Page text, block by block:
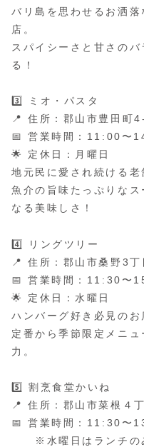
バリ島を思わせるお洒
店。
スパイシーさと甘さの
る！
3️⃣ ミオ・パスタ
📍 住所：郡山市豊田町
📅 営業時間：11:00
🌟 定休日：月曜日
地元民に愛され続ける老
魚介の旨味たっぷりなス
なる美味しさ！
4️⃣ リングツリー
📍 住所：郡山市桑野3
📅 営業時間：11:30
🌟 定休日：水曜日
ハンバーグ好き必見のお
定番から季節限定メニ
力。
5️⃣ 割烹食堂かいね
📍 住所：郡山市菜根４
📅 営業時間：11:30
※水曜日はランチの